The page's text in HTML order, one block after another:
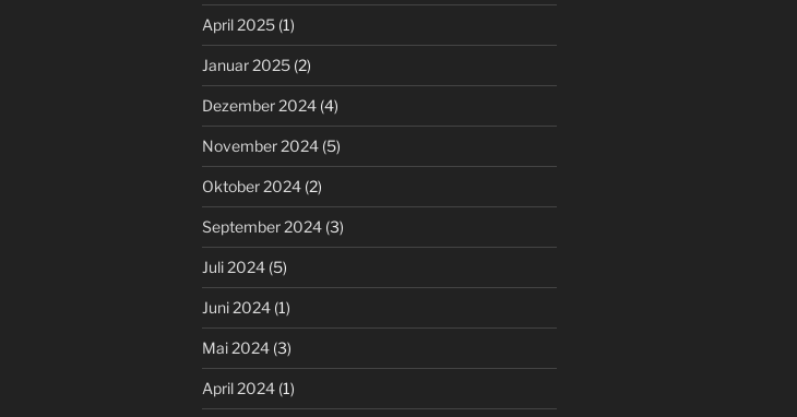
April 2025(1)
Januar 2025(2)
Dezember 2024(4)
November 2024(5)
Oktober 2024(2)
September 2024(3)
Juli 2024(5)
Juni 2024(1)
Mai 2024(3)
April 2024(1)